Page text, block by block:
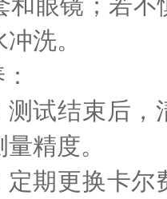
洗。
测试结束后，
精度。
定期更换卡尔